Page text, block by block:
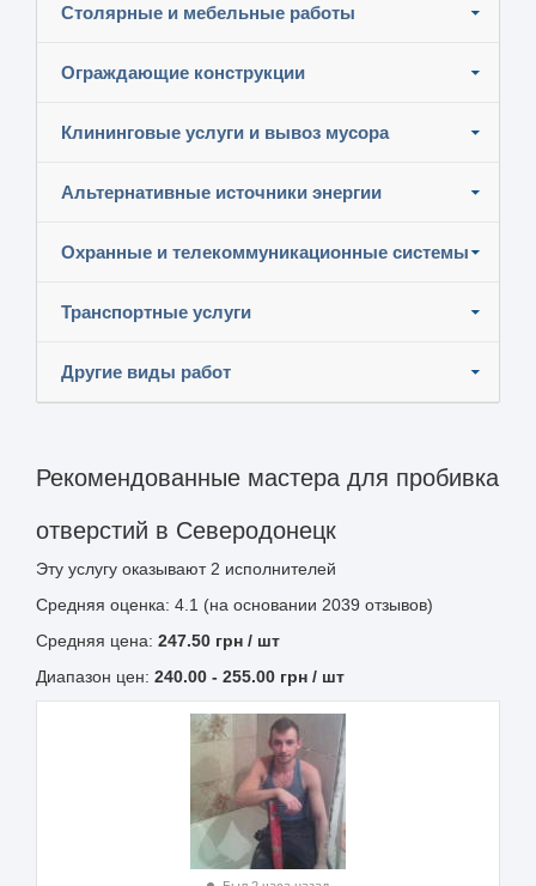
Столярные и мебельные работы
Ограждающие конструкции
Клининговые услуги и вывоз мусора
Альтернативные источники энергии
Охранные и телекоммуникационные системы
Транспортные услуги
Другие виды работ
Рекомендованные мастера для пробивка
отверстий в Северодонецк
Эту услугу оказывают 2 исполнителей
Средняя оценка: 4.1 (на основании 2039 отзывов)
Средняя цена: 247.50 грн / шт
Диапазон цен: 240.00 - 255.00 грн / шт